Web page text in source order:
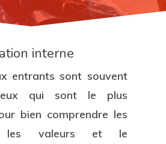
interne
entrants sont souvent
qui sont le plus
bien comprendre les
les valeurs et le